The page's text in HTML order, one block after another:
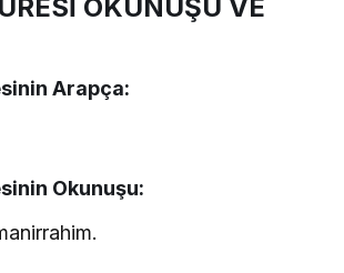
OKUNUŞU VE
Arapça:
Okunuşu: